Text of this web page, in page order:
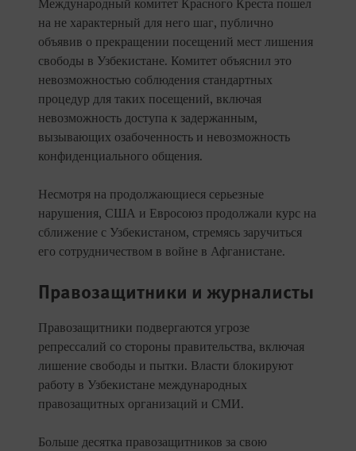
Международный комитет Красного Креста пошел
на не характерный для него шаг, публично
объявив о прекращении посещений мест лишения
свободы в Узбекистане. Комитет объяснил это
невозможностью соблюдения стандартных
процедур для таких посещений, включая
невозможность доступа к задержанным,
вызывающих озабоченность и невозможность
конфиденциального общения.
Несмотря на продолжающиеся серьезные
нарушения, США и Евросоюз продолжали курс на
сближение с Узбекистаном, стремясь заручиться
его сотрудничеством в войне в Афганистане.
Правозащитники и журналисты
Правозащитники подвергаются угрозе
репрессалий со стороны правительства, включая
лишение свободы и пытки. Власти блокируют
работу в Узбекистане международных
правозащитных организаций и СМИ.
Больше десятка правозащитников за свою